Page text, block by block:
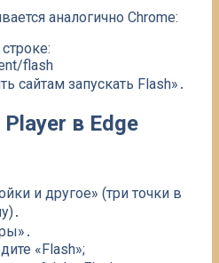
аналогично Chrome:
flash
сайтам запускать Flash»․
в Edge
и другое» (три точки в
«Flash»;